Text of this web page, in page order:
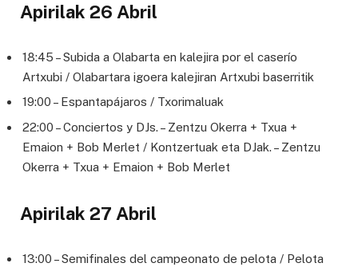
Apirilak 26 Abril
18:45 – Subida a Olabarta en kalejira por el caserío
Artxubi / Olabartara igoera kalejiran Artxubi baserritik
19:00 – Espantapájaros / Txorimaluak
22:00 – Conciertos y DJs. – Zentzu Okerra + Txua +
Emaion + Bob Merlet / Kontzertuak eta DJak. – Zentzu
Okerra + Txua + Emaion + Bob Merlet
Apirilak 27 Abril
13:00 – Semifinales del campeonato de pelota / Pelota